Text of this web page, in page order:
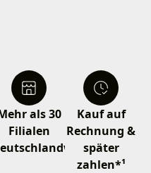
als 30
Filialen
Kauf auf
Rechnung &
später
zahlen*¹